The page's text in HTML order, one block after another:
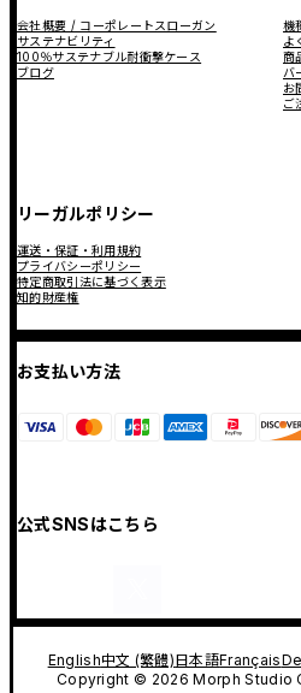
会社概要 / コーポレートスローガン
サステナビリティ
100％サステナブル耐衝撃ケース
ブログ
機
よ
商
バ
お
ご
リーガルポリシー
運送・保証・利用規約
プライバシーポリシー
特定商取引法に基づく表示
知的財産権
お支払い方法
公式SNSはこちら
English中文 (繁體)日本語Français
Copyright © 2026 Morph Studio